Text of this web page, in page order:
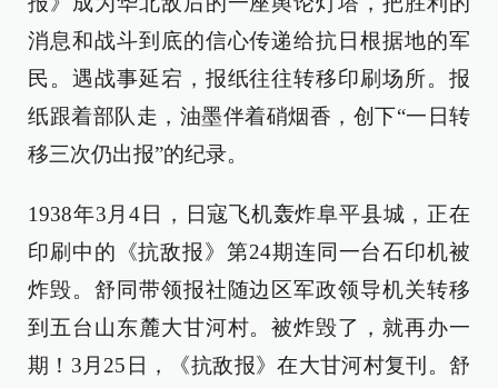
消息和战斗到底的信心传递给抗日根据地的军
民。遇战事延宕，报纸往往转移印刷场所。报
纸跟着部队走，油墨伴着硝烟香，创下“一日转
移三次仍出报”的纪录。
1938年3月4日，日寇飞机轰炸阜平县城，正在
印刷中的《抗敌报》第24期连同一台石印机被
炸毁。舒同带领报社随边区军政领导机关转移
到五台山东麓大甘河村。被炸毁了，就再办一
期！3月25日，《抗敌报》在大甘河村复刊。舒